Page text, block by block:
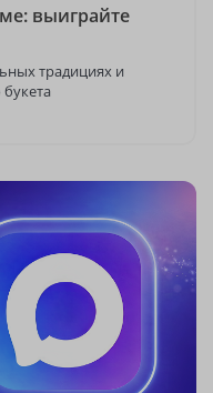
выиграйте
традициях и